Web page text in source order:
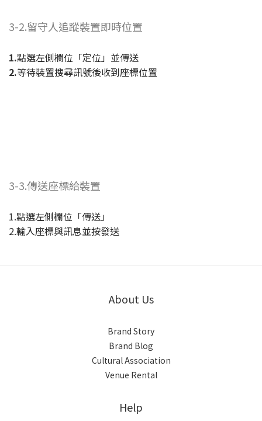
3-2.留守人追蹤裝置即時位置
1.點選左側欄位「定位」並傳送
2.等待裝置搜尋訊號後收到座標位置
3-3.傳送座標給裝置
1.點選左側欄位「傳送」
2.輸入座標與訊息並按發送
About Us
Brand Story
Brand Blog
Cultural Association
Venue Rental
Help